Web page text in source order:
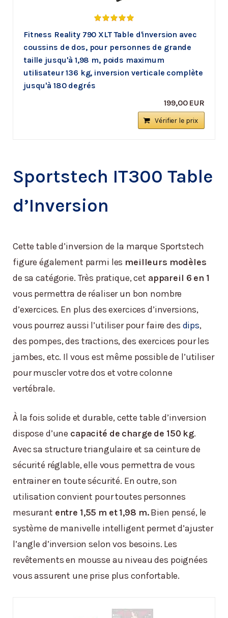
Fitness Reality 790 XLT Table d'inversion avec
coussins de dos, pour personnes de grande
taille jusqu'à 1,98 m, poids maximum
utilisateur 136 kg, inversion verticale complète
jusqu'à 180 degrés
199,00 EUR
Vérifier le prix
Sportstech IT300 Table
d’Inversion
Cette table d’inversion de la marque Sportstech
figure également parmi les meilleurs modèles
de sa catégorie. Très pratique, cet appareil 6 en 1
vous permettra de réaliser un bon nombre
d’exercices. En plus des exercices d’inversions,
vous pourrez aussi l’utiliser pour faire des dips,
des pompes, des tractions, des exercices pour les
jambes, etc. Il vous est même possible de l’utiliser
pour muscler votre dos et votre colonne
vertébrale.
À la fois solide et durable, cette table d’inversion
dispose d’une capacité de charge de 150 kg.
Avec sa structure triangulaire et sa ceinture de
sécurité réglable, elle vous permettra de vous
entrainer en toute sécurité. En outre, son
utilisation convient pour toutes personnes
mesurant entre 1,55 m et 1,98 m.Bien pensé, le
système de manivelle intelligent permet d’ajuster
l’angle d’inversion selon vos besoins. Les
revêtements en mousse au niveau des poignées
vous assurent une prise plus confortable.